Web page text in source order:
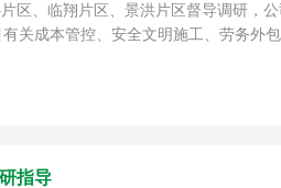
区、临翔片区、景洪片区督导调研，
关成本管控、安全文明施工、劳务外
指导